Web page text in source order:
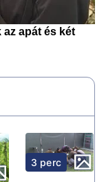
3 perc